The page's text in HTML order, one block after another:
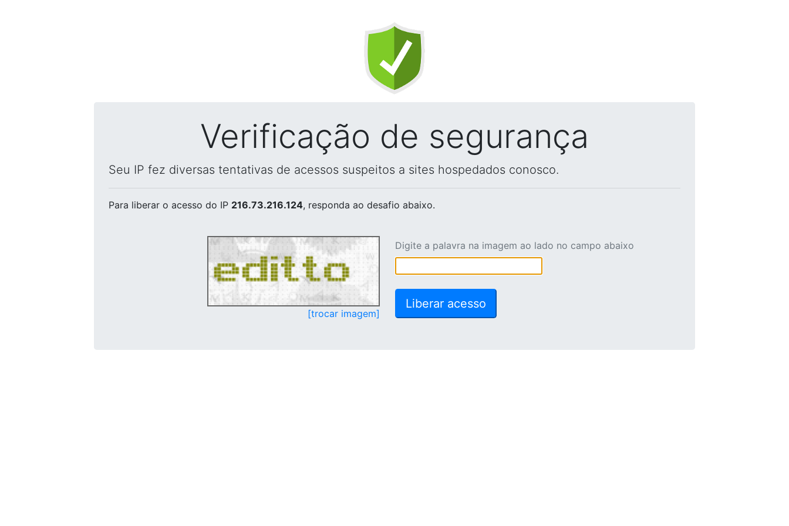
Verificação de segurança
Seu IP fez diversas tentativas de acessos suspeitos a sites hospedados conosco.
Para liberar o acesso do IP 216.73.216.124, responda ao desafio abaixo.
[trocar imagem]
Digite a palavra na imagem ao lado no campo abaixo